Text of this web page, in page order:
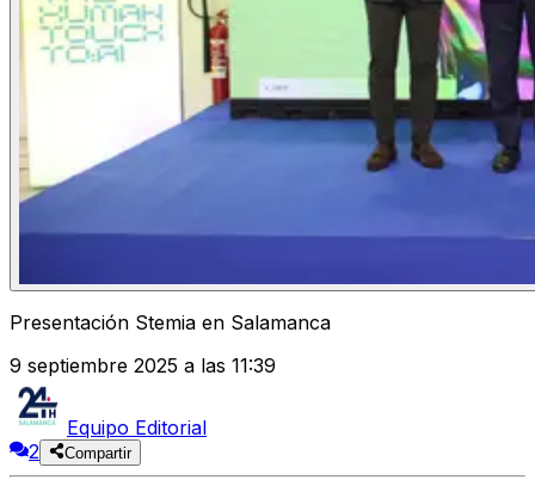
Presentación Stemia en Salamanca
9 septiembre 2025 a las 11:39
Equipo Editorial
2
Compartir